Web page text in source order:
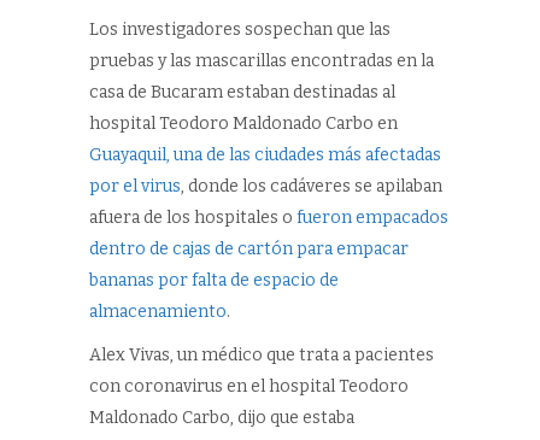
Los investigadores sospechan que las
pruebas y las mascarillas encontradas en la
casa de Bucaram estaban destinadas al
hospital Teodoro Maldonado Carbo en
Guayaquil, una de las ciudades más afectadas
por el virus, donde los cadáveres se apilaban
afuera de los hospitales o fueron empacados
dentro de cajas de cartón para empacar
bananas por falta de espacio de
almacenamiento.
Alex Vivas, un médico que trata a pacientes
con coronavirus en el hospital Teodoro
Maldonado Carbo, dijo que estaba